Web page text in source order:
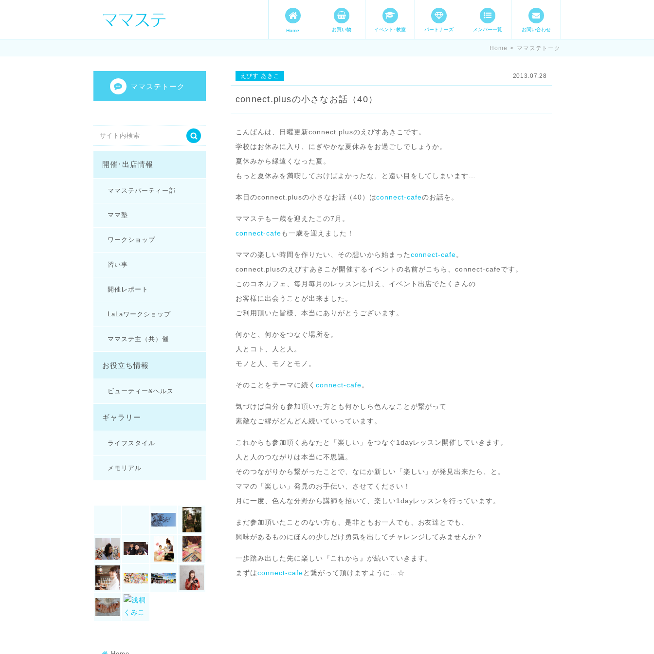
ママの才能発信します。 手づくり表現ステージ ママステ スキル・
Home お買い物 イベント･教室 パートナーズ メンバー一覧 お問い合わせ
Home > ママステトーク
えびす あきこ 2013.07.28
connect.plusの小さなお話（40）
こんばんは、日曜更新connect.plusのえびすあきこです。
学校はお休みに入り、にぎやかな夏休みをお過ごしでしょうか。
夏休みから縁遠くなった夏。
もっと夏休みを満喫しておけばよかったな、と遠い目をしてしまいます…
本日のconnect.plusの小さなお話（40）はconnect-cafeのお話を。
ママステも一歳を迎えたこの7月。
connect-cafeも一歳を迎えました！
ママの楽しい時間を作りたい、その想いから始まったconnect-cafe。
connect.plusのえびすあきこが開催するイベントの名前がこちら、connect-cafeです。
このコネカフェ、毎月毎月のレッスンに加え、イベント出店でたくさんの
お客様に出会うことが出来ました。
ご利用頂いた皆様、本当にありがとうございます。
何かと、何かをつなぐ場所を。
人とコト、人と人。
モノと人、モノとモノ。
そのことをテーマに続く connect-cafe。
気づけば自分も参加頂いた方とも何かしら色んなことが繋がって
素敵なご縁がどんどん続いていっています。
これからも参加頂くあなたと「楽しい」をつなぐ1dayレッスン開催していきます。
人と人のつながりは本当に不思議。
そのつながりから繋がったことで、なにか新しい「楽しい」が発見出来たら、と。
ママの「楽しい」発見のお手伝い、させてください！
月に一度、色んな分野から講師を招いて、楽しい1dayレッスンを行っています。
まだ参加頂いたことのない方も、是非ともお一人でも、お友達とでも、
興味があるものにほんの少しだけ勇気を出してチャレンジしてみませんか？
一歩踏み出した先に楽しい『これから』が続いていきます。
まずはconnect-cafeと繋がって頂けますように…☆
ママステトーク
開催･出店情報
ママステパーティー部
ママ塾
ワークショップ
習い事
開催レポート
LaLaワークショップ
ママステ主（共）催
お役立ち情報
ビューティー&ヘルス
ギャラリー
ライフスタイル
メモリアル